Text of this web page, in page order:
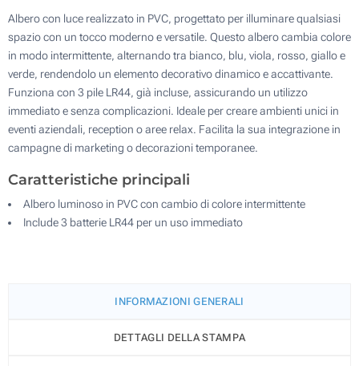
Albero con luce realizzato in PVC, progettato per illuminare qualsiasi
spazio con un tocco moderno e versatile. Questo albero cambia colore
in modo intermittente, alternando tra bianco, blu, viola, rosso, giallo e
verde, rendendolo un elemento decorativo dinamico e accattivante.
Funziona con 3 pile LR44, già incluse, assicurando un utilizzo
immediato e senza complicazioni. Ideale per creare ambienti unici in
eventi aziendali, reception o aree relax. Facilita la sua integrazione in
campagne di marketing o decorazioni temporanee.
Caratteristiche principali
Albero luminoso in PVC con cambio di colore intermittente
Include 3 batterie LR44 per un uso immediato
INFORMAZIONI GENERALI
DETTAGLI DELLA STAMPA